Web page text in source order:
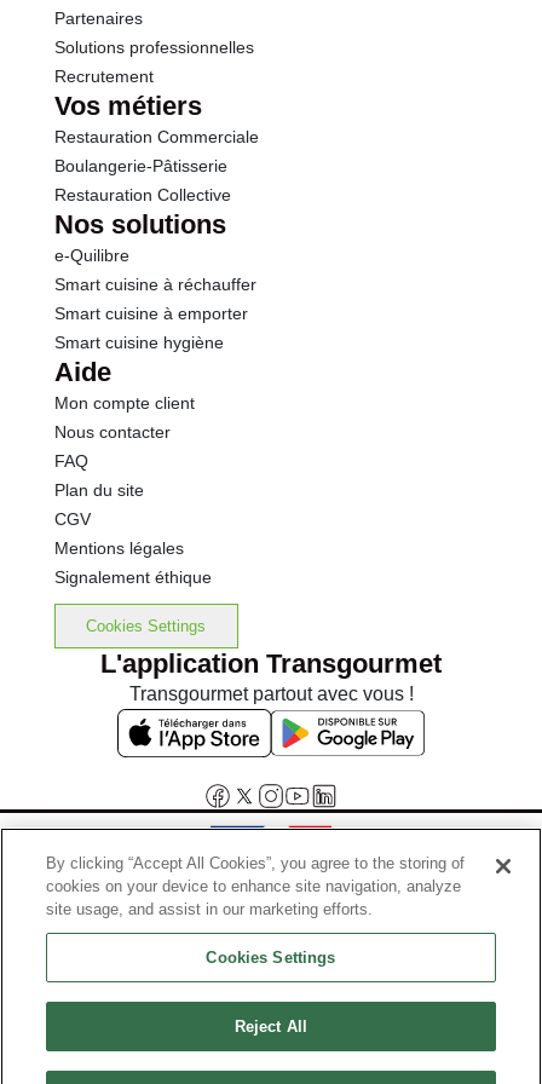
Partenaires
Solutions professionnelles
Recrutement
Vos métiers
Restauration Commerciale
Boulangerie-Pâtisserie
Restauration Collective
Nos solutions
e-Quilibre
Smart cuisine à réchauffer
Smart cuisine à emporter
Smart cuisine hygiène
Aide
Mon compte client
Nous contacter
FAQ
Plan du site
CGV
Mentions légales
Signalement éthique
Cookies Settings
L'application Transgourmet
Transgourmet partout avec vous !
Interdiction de vente de boissons alcooliques aux mineurs de
moins de 18 ans
La preuve de majorité de l'acheteur est exigée au moment de la vente
Code de la santé publique, Aar.l.3342-1 et l.3353-3
By clicking “Accept All Cookies”, you agree to the storing of
cookies on your device to enhance site navigation, analyze
site usage, and assist in our marketing efforts.
Cookies Settings
Reject All